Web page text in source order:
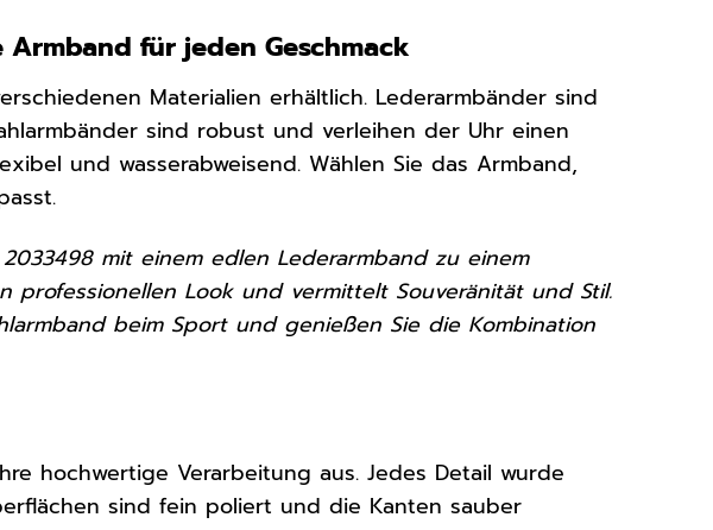
Armband für jeden Geschmack
Materialien erhältlich. Lederarmbänder sind
sind robust und verleihen der Uhr einen
und wasserabweisend. Wählen Sie das Armband,
mit einem edlen Lederarmband zu einem
professionellen Look und vermittelt Souveränität und Stil.
beim Sport und genießen Sie die Kombination
hochwertige Verarbeitung aus. Jedes Detail wurde
sind fein poliert und die Kanten sauber